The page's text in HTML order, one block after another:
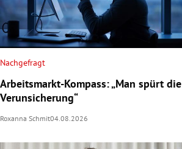
Nachgefragt
Arbeitsmarkt-Kompass: „Man spürt die
Verunsicherung“
Roxanna Schmit04.08.2026